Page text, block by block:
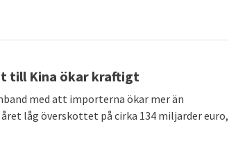
till Kina ökar kraftigt
med att importerna ökar mer än
året låg överskottet på cirka 134 miljarder euro,